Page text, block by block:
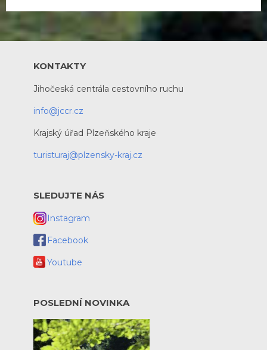
KONTAKTY
Jihočeská centrála cestovního ruchu
info@jccr.cz
Krajský úřad Plzeňského kraje
turisturaj@plzensky-kraj.cz
SLEDUJTE NÁS
Instagram
Facebook
Youtube
POSLEDNÍ NOVINKA